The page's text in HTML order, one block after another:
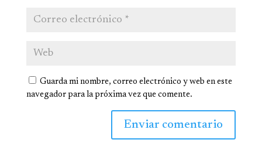
Guarda mi nombre, correo electrónico y web en este
navegador para la próxima vez que comente.